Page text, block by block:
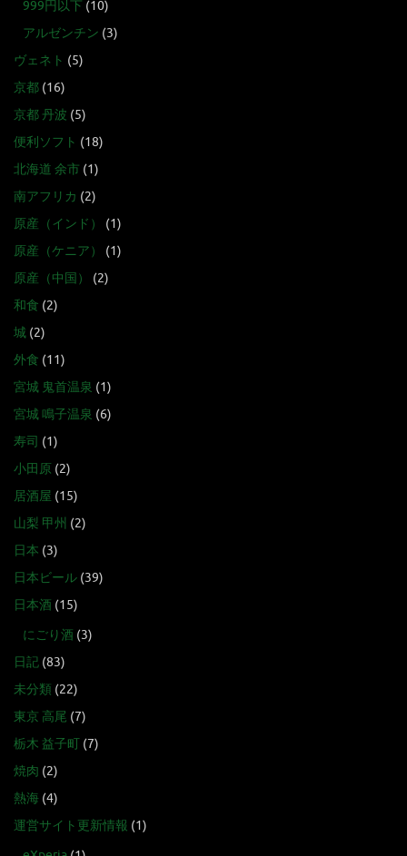
999円以下 (10)
アルゼンチン (3)
ヴェネト (5)
京都 (16)
京都 丹波 (5)
便利ソフト (18)
北海道 余市 (1)
南アフリカ (2)
原産（インド）
(1)
原産（ケニア）
(1)
原産（中国）
(2)
和食 (2)
城 (2)
外食 (11)
宮城 鬼首温泉 (1)
宮城 鳴子温泉 (6)
寿司 (1)
小田原 (2)
居酒屋 (15)
山梨 甲州 (2)
日本 (3)
日本ビール (39)
日本酒 (15)
にごり酒 (3)
日記 (83)
未分類 (22)
東京 高尾 (7)
栃木 益子町 (7)
焼肉 (2)
熱海 (4)
運営サイト更新情報 (1)